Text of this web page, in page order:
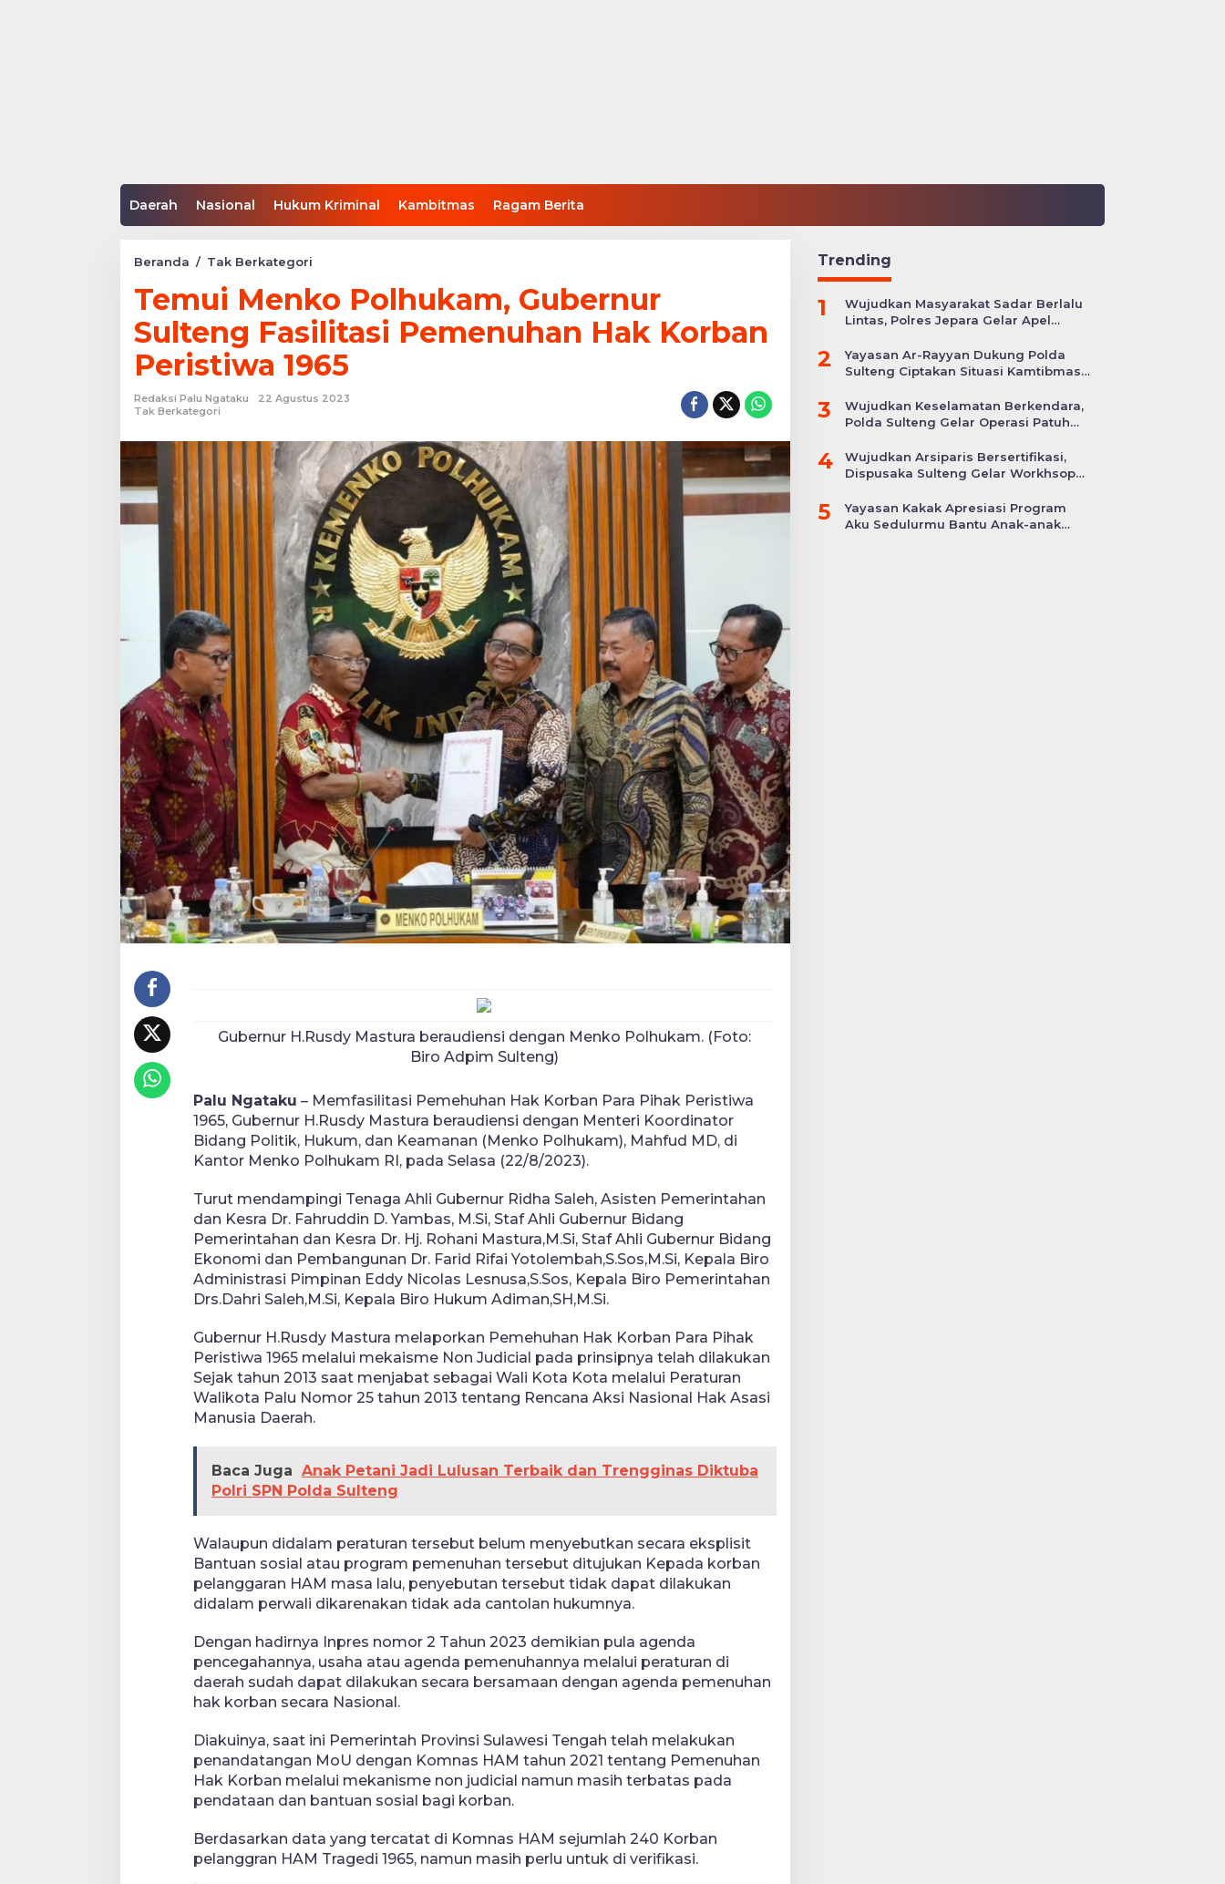
Daerah Nasional Hukum Kriminal Kambitmas Ragam Berita
Beranda / Tak Berkategori
Polhukam,
Gubernur
Sulteng
Fasilitasi
Pemenuhan
Hak
Korban
Temui Menko Polhukam, Gubernur
Sulteng Fasilitasi Pemenuhan Hak Korban
Peristiwa 1965
Redaksi Palu Ngataku
22 Agustus 2023
Tak Berkategori
Gubernur H.Rusdy Mastura beraudiensi dengan Menko Polhukam. (Foto:
Biro Adpim Sulteng)
Palu Ngataku – Memfasilitasi Pemehuhan Hak Korban Para Pihak Peristiwa
1965, Gubernur H.Rusdy Mastura beraudiensi dengan Menteri Koordinator
Bidang Politik, Hukum, dan Keamanan (Menko Polhukam), Mahfud MD, di
Kantor Menko Polhukam RI, pada Selasa (22/8/2023).
Turut mendampingi Tenaga Ahli Gubernur Ridha Saleh, Asisten Pemerintahan
dan Kesra Dr. Fahruddin D. Yambas, M.Si, Staf Ahli Gubernur Bidang
Pemerintahan dan Kesra Dr. Hj. Rohani Mastura,M.Si, Staf Ahli Gubernur Bidang
Ekonomi dan Pembangunan Dr. Farid Rifai Yotolembah,S.Sos,M.Si, Kepala Biro
Administrasi Pimpinan Eddy Nicolas Lesnusa,S.Sos, Kepala Biro Pemerintahan
Drs.Dahri Saleh,M.Si, Kepala Biro Hukum Adiman,SH,M.Si.
Gubernur H.Rusdy Mastura melaporkan Pemehuhan Hak Korban Para Pihak
Peristiwa 1965 melalui mekaisme Non Judicial pada prinsipnya telah dilakukan
Sejak tahun 2013 saat menjabat sebagai Wali Kota Kota melalui Peraturan
Walikota Palu Nomor 25 tahun 2013 tentang Rencana Aksi Nasional Hak Asasi
Manusia Daerah.
Baca Juga Anak Petani Jadi Lulusan Terbaik dan Trengginas Diktuba
Polri SPN Polda Sulteng
Walaupun didalam peraturan tersebut belum menyebutkan secara eksplisit
Bantuan sosial atau program pemenuhan tersebut ditujukan Kepada korban
pelanggaran HAM masa lalu, penyebutan tersebut tidak dapat dilakukan
didalam perwali dikarenakan tidak ada cantolan hukumnya.
Dengan hadirnya Inpres nomor 2 Tahun 2023 demikian pula agenda
pencegahannya, usaha atau agenda pemenuhannya melalui peraturan di
daerah sudah dapat dilakukan secara bersamaan dengan agenda pemenuhan
hak korban secara Nasional.
Diakuinya, saat ini Pemerintah Provinsi Sulawesi Tengah telah melakukan
penandatangan MoU dengan Komnas HAM tahun 2021 tentang Pemenuhan
Hak Korban melalui mekanisme non judicial namun masih terbatas pada
pendataan dan bantuan sosial bagi korban.
Berdasarkan data yang tercatat di Komnas HAM sejumlah 240 Korban
pelanggran HAM Tragedi 1965, namun masih perlu untuk di verifikasi.
Trending
1
Wujudkan Masyarakat Sadar Berlalu
Lintas, Polres Jepara Gelar Apel
2
Yayasan Ar-Rayyan Dukung Polda
Sulteng Ciptakan Situasi Kamtibmas
3
Wujudkan Keselamatan Berkendara,
Polda Sulteng Gelar Operasi Patuh
4
Wujudkan Arsiparis Bersertifikasi,
Dispusaka Sulteng Gelar Workhsop
5
Yayasan Kakak Apresiasi Program
Aku Sedulurmu Bantu Anak-anak